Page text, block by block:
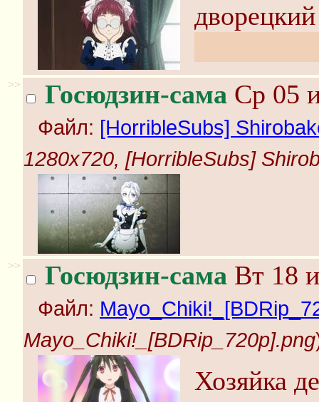
>> Госюдзин-сама Ср 05
Файл: [HorribleSubs]
1280x720, [HorribleSubs]
>> Госюдзин-сама Вт 18
Файл:
Mayo_Chiki!_[BDRip_720p].png
Хозяйка